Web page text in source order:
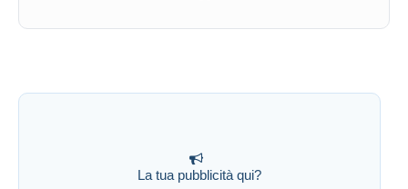
La tua pubblicità qui?